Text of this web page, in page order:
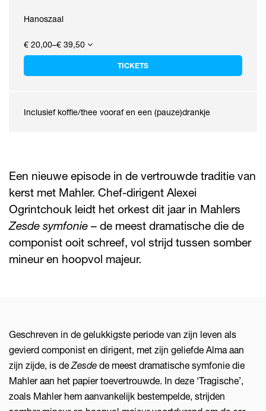
Hanoszaal
€ 20,00–€ 39,50
TICKETS
Inclusief koffie/thee vooraf en een (pauze)drankje
Een nieuwe episode in de vertrouwde traditie van
kerst met Mahler. Chef-dirigent Alexei
Ogrintchouk leidt het orkest dit jaar in Mahlers
Zesde symfonie – de meest dramatische die de
componist ooit schreef, vol strijd tussen somber
mineur en hoopvol majeur.
Geschreven in de gelukkigste periode van zijn leven als
gevierd componist en dirigent, met zijn geliefde Alma aan
zijn zijde, is deZesde de meest dramatische symfonie die
Mahler aan het papier toevertrouwde. In deze ‘Tragische’,
zoals Mahler hem aanvankelijk bestempelde, strijden